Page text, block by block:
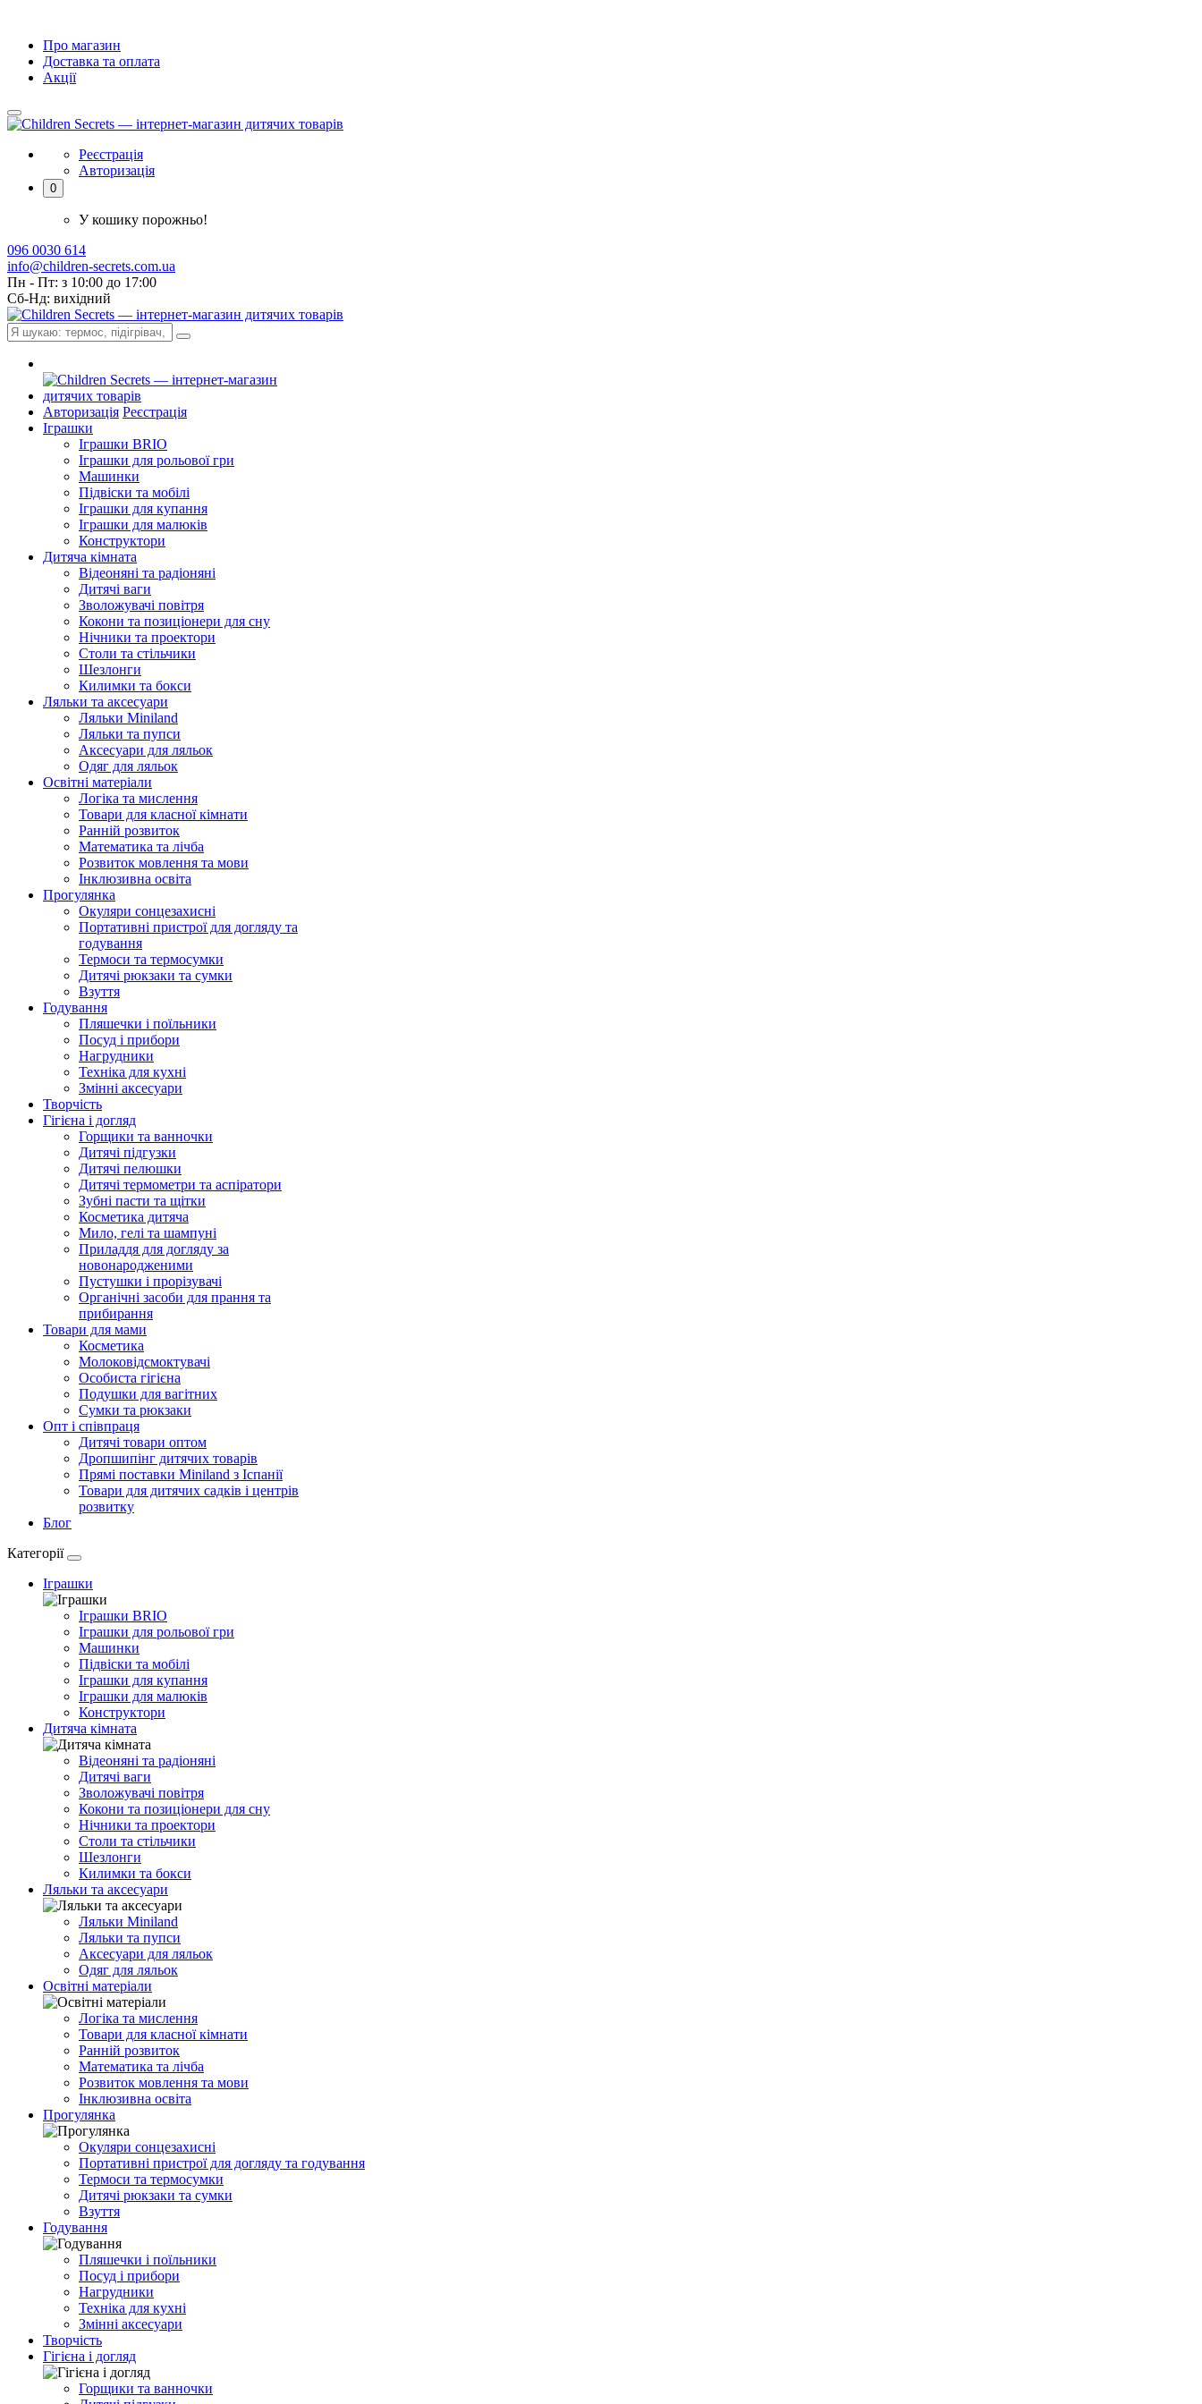
Про магазин
Доставка та оплата
Акції
Реєстрація
Авторизація
0
У кошику порожньо!
096 0030 614
info@children-secrets.com.ua
Пн - Пт: з 10:00 до 17:00
Сб-Нд: вихідний
Авторизація Реєстрація
Іграшки
Іграшки BRIO
Іграшки для рольової гри
Машинки
Підвіски та мобілі
Іграшки для купання
Іграшки для малюків
Конструктори
Дитяча кімната
Відеоняні та радіоняні
Дитячі ваги
Зволожувачі повітря
Кокони та позиціонери для сну
Нічники та проектори
Столи та стільчики
Шезлонги
Килимки та бокси
Ляльки та аксесуари
Ляльки Miniland
Ляльки та пупси
Аксесуари для ляльок
Одяг для ляльок
Освітні матеріали
Логіка та мислення
Товари для класної кімнати
Ранній розвиток
Математика та лічба
Розвиток мовлення та мови
Інклюзивна освіта
Прогулянка
Окуляри сонцезахисні
Портативні пристрої для догляду та
годування
Термоси та термосумки
Дитячі рюкзаки та сумки
Взуття
Годування
Пляшечки і поїльники
Посуд і прибори
Нагрудники
Техніка для кухні
Змінні аксесуари
Творчість
Гігієна і догляд
Горщики та ванночки
Дитячі підгузки
Дитячі пелюшки
Дитячі термометри та аспіратори
Зубні пасти та щітки
Косметика дитяча
Мило, гелі та шампуні
Приладдя для догляду за
новонародженими
Пустушки і прорізувачі
Органічні засоби для прання та
прибирання
Товари для мами
Косметика
Молоковідсмоктувачі
Особиста гігієна
Подушки для вагітних
Сумки та рюкзаки
Опт і співпраця
Дитячі товари оптом
Дропшипінг дитячих товарів
Прямі поставки Miniland з Іспанії
Товари для дитячих садків і центрів
розвитку
Блог
Категорії
Іграшки
Іграшки BRIO
Іграшки для рольової гри
Машинки
Підвіски та мобілі
Іграшки для купання
Іграшки для малюків
Конструктори
Дитяча кімната
Відеоняні та радіоняні
Дитячі ваги
Зволожувачі повітря
Кокони та позиціонери для сну
Нічники та проектори
Столи та стільчики
Шезлонги
Килимки та бокси
Ляльки та аксесуари
Ляльки Miniland
Ляльки та пупси
Аксесуари для ляльок
Одяг для ляльок
Освітні матеріали
Логіка та мислення
Товари для класної кімнати
Ранній розвиток
Математика та лічба
Розвиток мовлення та мови
Інклюзивна освіта
Прогулянка
Окуляри сонцезахисні
Портативні пристрої для догляду та годування
Термоси та термосумки
Дитячі рюкзаки та сумки
Взуття
Годування
Пляшечки і поїльники
Посуд і прибори
Нагрудники
Техніка для кухні
Змінні аксесуари
Творчість
Гігієна і догляд
Горщики та ванночки